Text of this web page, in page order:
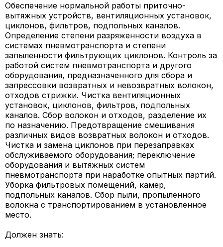
Обеспечение нормальной работы приточно-
вытяжных устройств, вентиляционных установок,
циклонов, фильтров, подпольных каналов.
Определение степени разряженности воздуха в
системах пневмотранспорта и степени
запыленности фильтрующих циклонов. Контроль за
работой систем пневмотранспорта и другого
оборудования, предназначенного для сбора и
запрессовки возвратных и невозвратных волокон,
отходов стрижки. Чистка вентиляционных
установок, циклонов, фильтров, подпольных
каналов. Сбор волокон и отходов, разделение их
по назначению. Предотвращение смешивания
различных видов возвратных волокон и отходов.
Чистка и замена циклонов при перезаправках
обслуживаемого оборудования; переключение
оборудования и вытяжных систем
пневмотранспорта при наработке опытных партий.
Уборка фильтровых помещений, камер,
подпольных каналов. Сбор пыли, пропыленного
волокна с транспортированием в установленное
место.
Должен знать: